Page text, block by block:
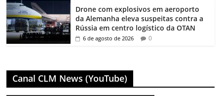
Drone com explosivos em aeroporto
da Alemanha eleva suspeitas contra a
Rússia em centro logístico da OTAN
6 de agosto de 2026 0
Canal CLM News (YouTube)